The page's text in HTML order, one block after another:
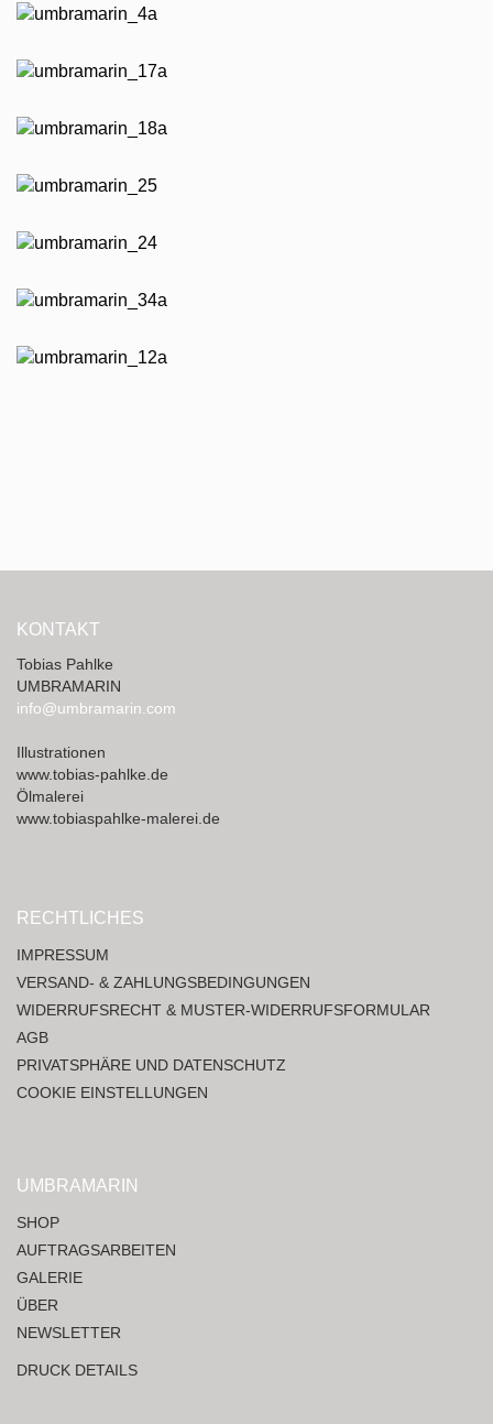
KONTAKT
Tobias Pahlke
UMBRAMARIN
info@umbramarin.com
Illustrationen
www.tobias-pahlke.de
Ölmalerei
www.tobiaspahlke-malerei.de
RECHTLICHES
IMPRESSUM
VERSAND- & ZAHLUNGSBEDINGUNGEN
WIDERRUFSRECHT & MUSTER-WIDERRUFSFORMULAR
AGB
PRIVATSPHÄRE UND DATENSCHUTZ
COOKIE EINSTELLUNGEN
UMBRAMARIN
SHOP
AUFTRAGSARBEITEN
GALERIE
ÜBER
NEWSLETTER
DRUCK DETAILS